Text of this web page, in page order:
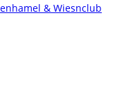
& Wiesnclub